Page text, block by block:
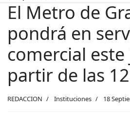
El Metro de
pondrá en
comercial este
partir de las
REDACCION Instituciones 18